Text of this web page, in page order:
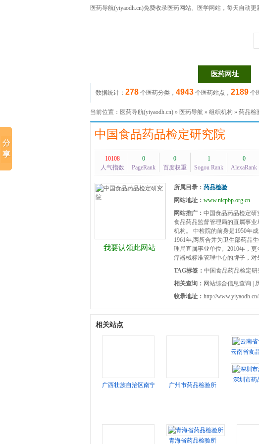
医药导航(yiyaodh.cn)免费收录医药网站、医学网站，每天自动更
医药网址
数据统计： 278 个医药分类， 4943 个医药站点， 2189 个
当前位置： 医药导航(yiyaodh.cn) » 医药导航 » 组织机构 » 药品检
中国食品药品检定研究院
10108
人气指数
0
PageRank
0
百度权重
1
Sogou Rank
0
AlexaRank
我要认领此网站
所属目录： 药品检验
网站地址： www.nicpbp.org.cn
网站推广： 中国食品药品检定
食品药品监督管理局的直属事
机构。 中检院的前身是1950年
1961年,两所合并为卫生部药品
理局直属事业单位。2010年，
疗器械标准管理中心的牌子，对
TAG标签： 中国食品药品检定研
相关查询： 网站综合信息查询
收录地址： http://
相关站点
广西壮族自治区南宁食品药品检验所
广州市药品检验所
云南省食
深圳市药
青海省药品检验所